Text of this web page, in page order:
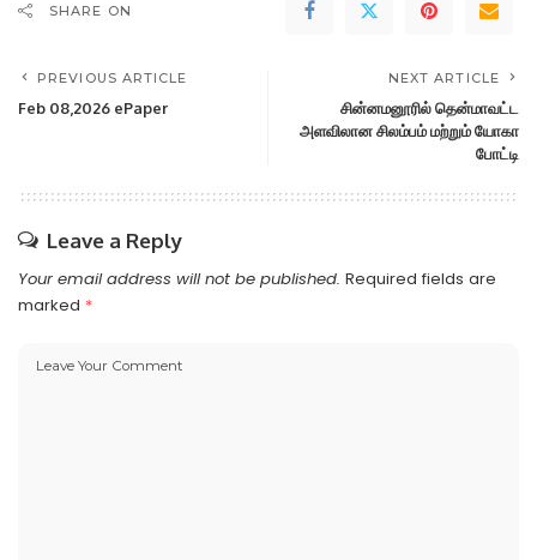
SHARE ON
PREVIOUS ARTICLE
Feb 08,2026 ePaper
NEXT ARTICLE
சின்னமனூரில் தென்மாவட்ட
அளவிலான சிலம்பம் மற்றும் யோகா
போட்டி
Leave a Reply
Your email address will not be published. Required fields are
marked *